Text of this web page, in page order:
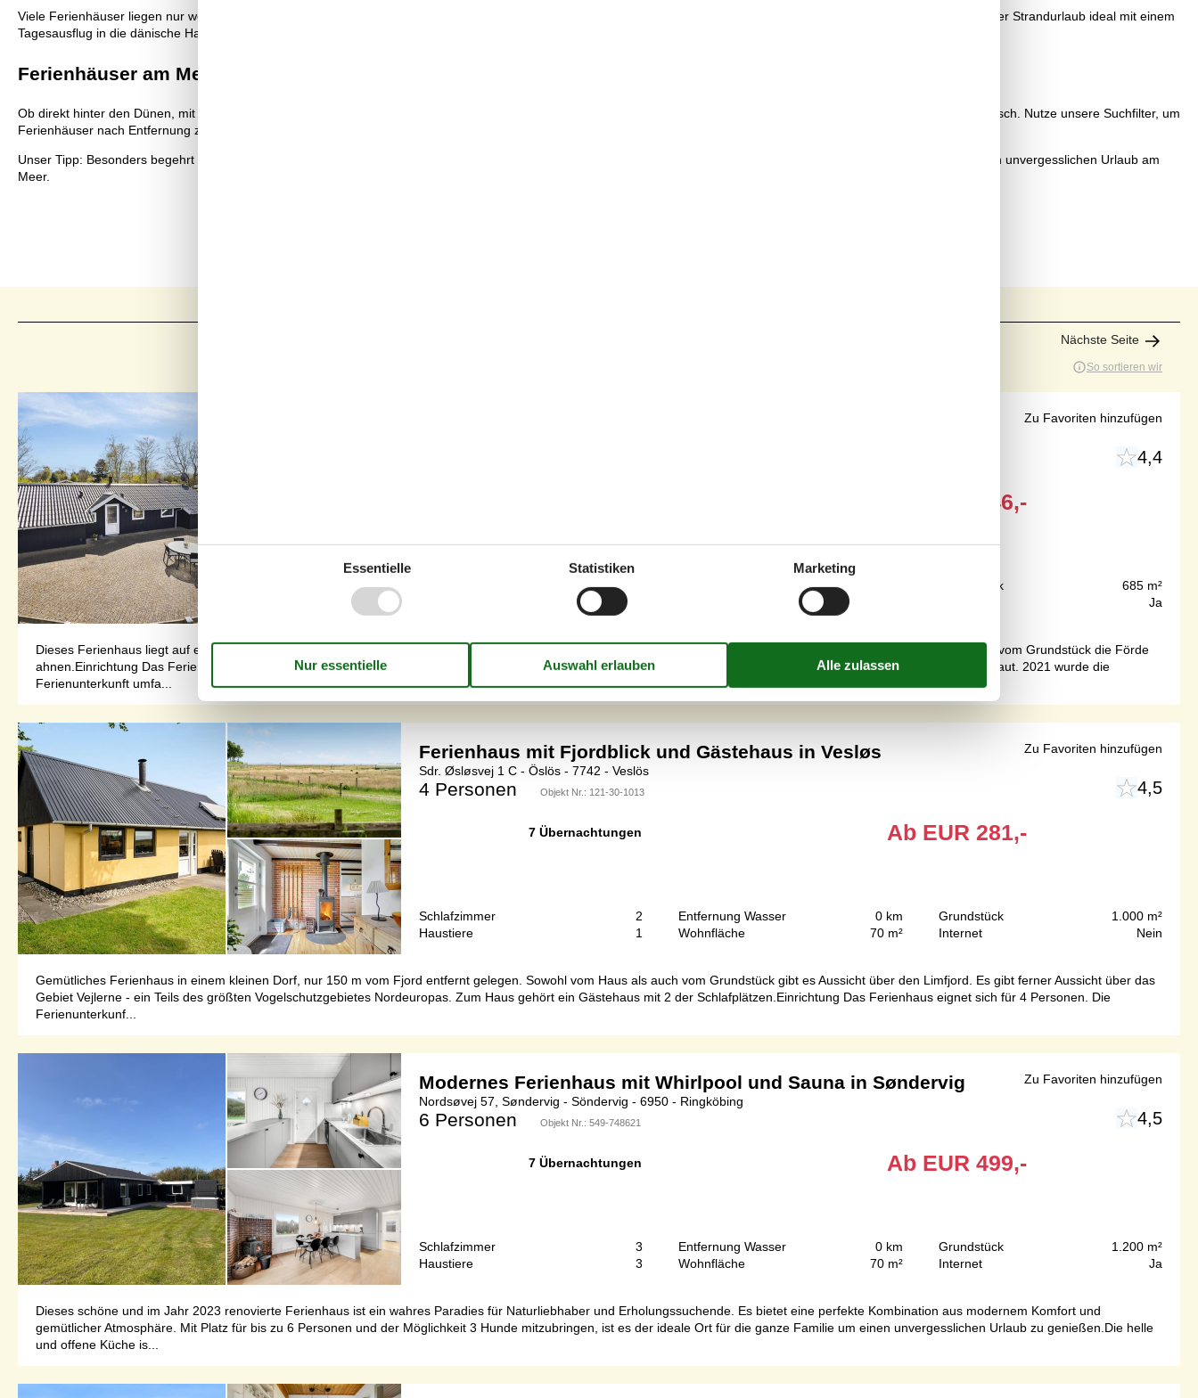
Viele Ferienhäuser liegen nur wenige Schritte vom Strand entfernt. Gleichzeitig erreichst du Kopenhagen in weniger als einer Stunde mit dem Auto. So lässt sich ein erholsamer Strandurlaub ideal mit einem
Tagesausflug in die dänische Hauptstadt verbinden.
Ferienhäuser am Meer in Dänemark
Ob direkt hinter den Dünen, mit Meerblick oder nur wenige Meter vom Strand entfernt – bei DänischeFerienhäuser.de findest du Ferienhäuser am Meer für jeden Urlaubswunsch. Nutze unsere Suchfilter, um
Ferienhäuser nach Entfernung zum Strand, Ausstattung oder Region auszuwählen und finde dein perfektes Ferienhaus an der dänischen Nordsee oder Ostsee.
Unser Tipp: Besonders begehrt sind Ferienhäuser in erster Strandreihe. Wer frühzeitig bucht, profitiert von der größten Auswahl und findet das passende Ferienhaus für einen unvergesslichen Urlaub am
Meer.
Nächste Seite
So sortieren wir
4,4
446,-
Grundstück
685 m²
Ja
Dieses Ferienhaus liegt auf einem geneigten Grundstück in einer Sackgasse in einem Ferienhausgebiet zwischen dem Kleinen Belt und der Förde ”Hejls Nor”. Sie können vom Grundstück die Förde
ahnen.Einrichtung Das Ferienhaus eignet sich für 6 Personen sowie 1 Kleinkind bis zu 3 Jahren. Die Ferienunterkunft hat eine Wohnfläche von 82 m² und wurde 1997 gebaut. 2021 wurde die
Ferienunterkunft umfa...
Zu Favoriten hinzufügen
Ferienhaus mit Fjordblick und Gästehaus in Vesløs
Sdr. Øsløsvej 1 C - Öslös - 7742 - Veslös
4 Personen Objekt Nr.: 121-30-1013 4,5
7 Übernachtungen Ab EUR 281,-
Schlafzimmer
2
Haustiere
1
Entfernung Wasser
0 km
Wohnfläche
70 m²
Grundstück
1.000 m²
Internet
Nein
Gemütliches Ferienhaus in einem kleinen Dorf, nur 150 m vom Fjord entfernt gelegen. Sowohl vom Haus als auch vom Grundstück gibt es Aussicht über den Limfjord. Es gibt ferner Aussicht über das
Gebiet Vejlerne - ein Teils des größten Vogelschutzgebietes Nordeuropas. Zum Haus gehört ein Gästehaus mit 2 der Schlafplätzen.Einrichtung Das Ferienhaus eignet sich für 4 Personen. Die
Ferienunterkunf...
Zu Favoriten hinzufügen
Modernes Ferienhaus mit Whirlpool und Sauna in Søndervig
Nordsøvej 57, Søndervig - Söndervig - 6950 - Ringköbing
6 Personen Objekt Nr.: 549-748621 4,5
7 Übernachtungen Ab EUR 499,-
Schlafzimmer
3
Haustiere
3
Entfernung Wasser
0 km
Wohnfläche
70 m²
Grundstück
1.200 m²
Internet
Ja
Dieses schöne und im Jahr 2023 renovierte Ferienhaus ist ein wahres Paradies für Naturliebhaber und Erholungssuchende. Es bietet eine perfekte Kombination aus modernem Komfort und
gemütlicher Atmosphäre. Mit Platz für bis zu 6 Personen und der Möglichkeit 3 Hunde mitzubringen, ist es der ideale Ort für die ganze Familie um einen unvergesslichen Urlaub zu genießen.Die helle
und offene Küche is...
Zu Favoriten hinzufügen
Essentielle Statistiken Marketing